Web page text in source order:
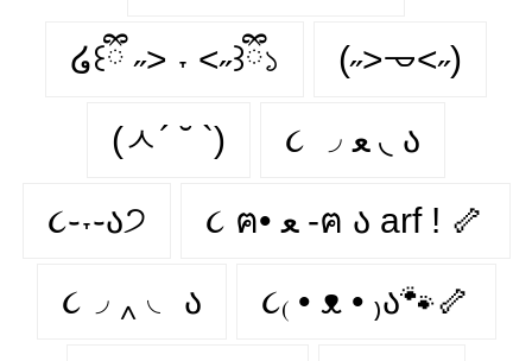
໒꒰ྀི ˶> ˕ <˶꒱ྀི১ (˶˃𐃷˂˶)
(ㅅ´ ˘ `) ૮ ◞ ﻌ ◟ ა
૮֊˕֊ა੭ ૮ ฅ• ﻌ -ฅ ა arf ! 🦴
૮◞ ‸ ◟ ა ૮₍ • ᴥ • ₎ა🐾🦴